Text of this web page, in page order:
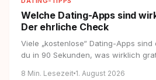
Welche Dating-Apps sind
Der ehrliche Check
Viele „kostenlose“ Dating-Apps
du in 90 Sekunden, was wirklich
8 Min. Lesezeit 1. August 2026